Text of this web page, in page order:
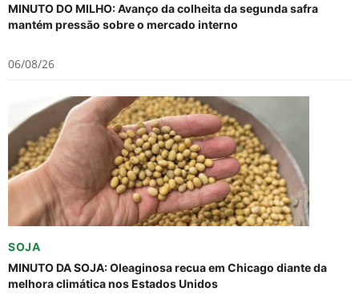
MINUTO DO MILHO: Avanço da colheita da segunda safra
mantém pressão sobre o mercado interno
06/08/26
SOJA
MINUTO DA SOJA: Oleaginosa recua em Chicago diante da
melhora climática nos Estados Unidos